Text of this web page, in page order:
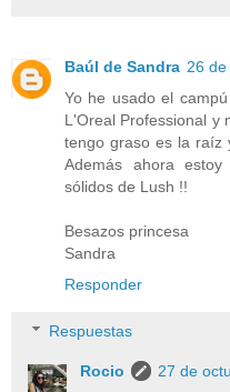
Baúl de Sandra 26 de
Yo he usado el
L'Oreal Professional y
tengo graso es la raíz
Además ahora
sólidos de Lush !!
Besazos princesa
Sandra
Responder
Respuestas
Rocio
27 de